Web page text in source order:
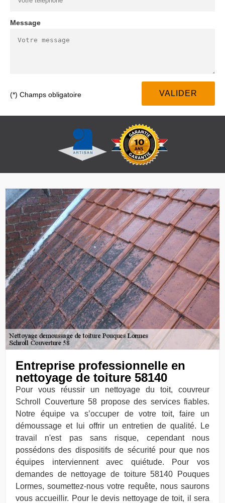
Message
(*) Champs obligatoire
Entreprise professionnelle en
nettoyage de toiture 58140
Pour vous réussir un nettoyage du toit, couvreur
Schroll Couverture 58 propose des services fiables.
Notre équipe va s’occuper de votre toit, faire un
démoussage et lui offrir un entretien de qualité. Le
travail n'est pas sans risque, cependant nous
possédons des dispositifs de sécurité pour que nos
équipes interviennent avec quiétude. Pour vos
demandes de nettoyage de toiture 58140 Pouques
Lormes, soumettez-nous votre requête, nous saurons
vous accueillir. Pour le devis nettoyage de toit, il sera